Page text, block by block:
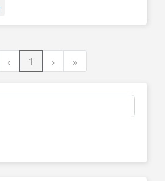
‹Previous
1 ›Next»Last